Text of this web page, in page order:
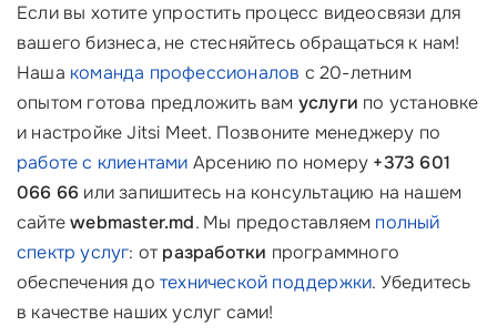
Если вы хотите упростить процесс видеосвязи для
вашего бизнеса, не стесняйтесь обращаться к нам!
Наша команда профессионалов с 20-летним
опытом готова предложить вам услуги по установке
и настройке Jitsi Meet. Позвоните менеджеру по
работе с клиентами Арсению по номеру +373 601
066 66 или запишитесь на консультацию на нашем
сайтеwebmaster.md. Мы предоставляем полный
спектр услуг: отразработки программного
обеспечения до технической поддержки. Убедитесь
в качестве наших услуг сами!